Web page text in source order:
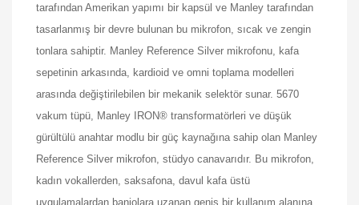
tarafından Amerikan yapımı bir kapsül ve Manley tarafından
tasarlanmış bir devre bulunan bu mikrofon, sıcak ve zengin
tonlara sahiptir. Manley Reference Silver mikrofonu, kafa
sepetinin arkasında, kardioid ve omni toplama modelleri
arasında değiştirilebilen bir mekanik selektör sunar. 5670
vakum tüpü, Manley IRON® transformatörleri ve düşük
gürültülü anahtar modlu bir güç kaynağına sahip olan Manley
Reference Silver mikrofon, stüdyo canavarıdır. Bu mikrofon,
kadın vokallerden, saksafona, davul kafa üstü
uygulamalardan banjolara uzanan geniş bir kullanım alanına